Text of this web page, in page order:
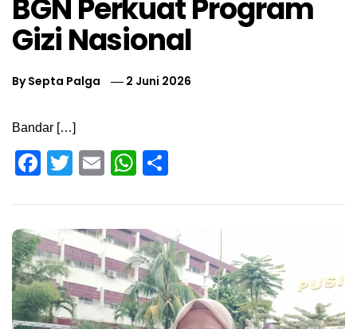
BGN Perkuat Program
Gizi Nasional
BySepta Palga 2 Juni 2026
Bandar […]
Facebook
Twitter
EmailWhatsApp